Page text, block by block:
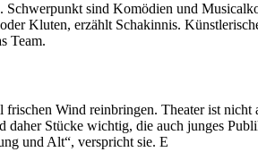
sind Komödien und
Kluten, erzählt Schakinnis.
Team.
Wind reinbringen. Theater ist nicht
Stücke wichtig, die auch junges
und Alt“, verspricht sie. E